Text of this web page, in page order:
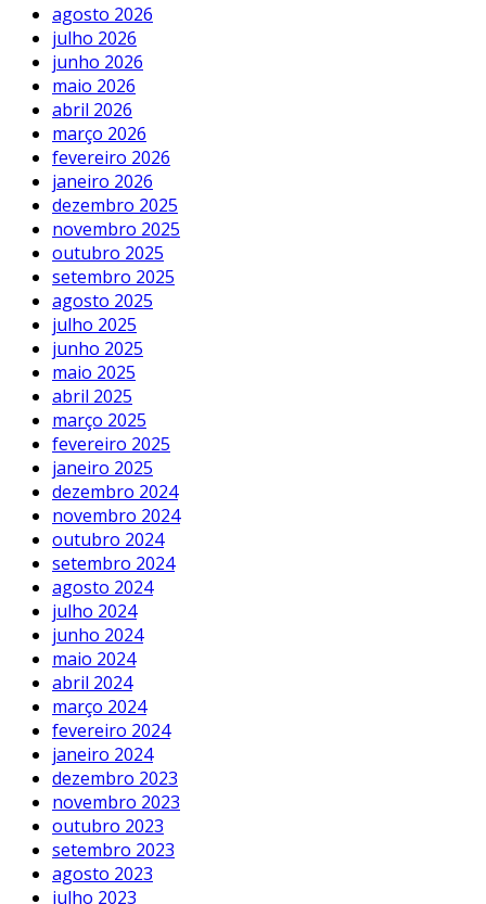
agosto 2026
julho 2026
junho 2026
maio 2026
abril 2026
março 2026
fevereiro 2026
janeiro 2026
dezembro 2025
novembro 2025
outubro 2025
setembro 2025
agosto 2025
julho 2025
junho 2025
maio 2025
abril 2025
março 2025
fevereiro 2025
janeiro 2025
dezembro 2024
novembro 2024
outubro 2024
setembro 2024
agosto 2024
julho 2024
junho 2024
maio 2024
abril 2024
março 2024
fevereiro 2024
janeiro 2024
dezembro 2023
novembro 2023
outubro 2023
setembro 2023
agosto 2023
julho 2023